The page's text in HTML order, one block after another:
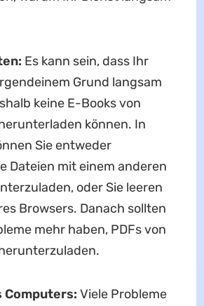
Es kann sein, dass Ihr
Grund langsam
keine E-Books von
können. In
Sie entweder
Dateien mit einem anderen
oder Sie leeren
Browsers. Danach sollten
mehr haben, PDFs von
Computers: Viele Probleme